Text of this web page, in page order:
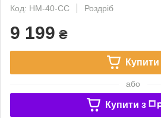
Код: HM-40-CC
Роздріб
9 199 ₴
Купити
або
Купити з